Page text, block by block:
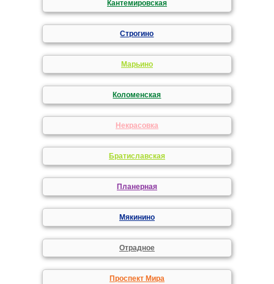
Кантемировская
Строгино
Марьино
Коломенская
Некрасовка
Братиславская
Планерная
Мякинино
Отрадное
Проспект Мира